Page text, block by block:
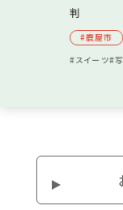
判
#⿅屋市
#スイーツ#